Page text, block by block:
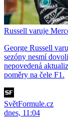
Russell varuje
George Russell
sezóny nesmí
nepovedená
poměry na čele F1.
SvětFormule.cz
dnes, 11:04